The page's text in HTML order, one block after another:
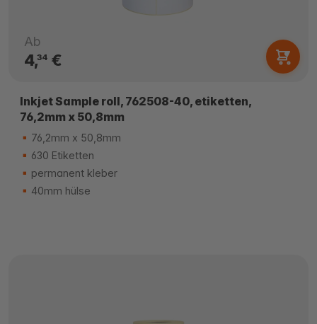
Ab
4,34€
Inkjet Sample roll, 762508-40, etiketten,
76,2mm x 50,8mm
76,2mm x 50,8mm
630 Etiketten
permanent kleber
40mm hülse